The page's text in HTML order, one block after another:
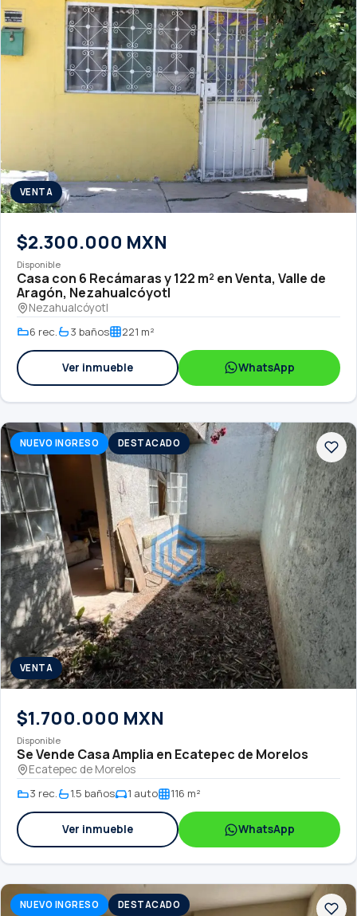
VENTA
$2.300.000 MXN
Disponible
Casa con 6 Recámaras y 122 m² en Venta, Valle de
Aragón, Nezahualcóyotl
Nezahualcóyotl
6 rec.
3 baños 221 m²
Ver inmueble WhatsApp
NUEVO INGRESO DESTACADO
VENTA
$1.700.000 MXN
Disponible
Se Vende Casa Amplia en Ecatepec de Morelos
Ecatepec de Morelos
3 rec.
1.5 baños 1 auto 116 m²
Ver inmueble WhatsApp
NUEVO INGRESO DESTACADO